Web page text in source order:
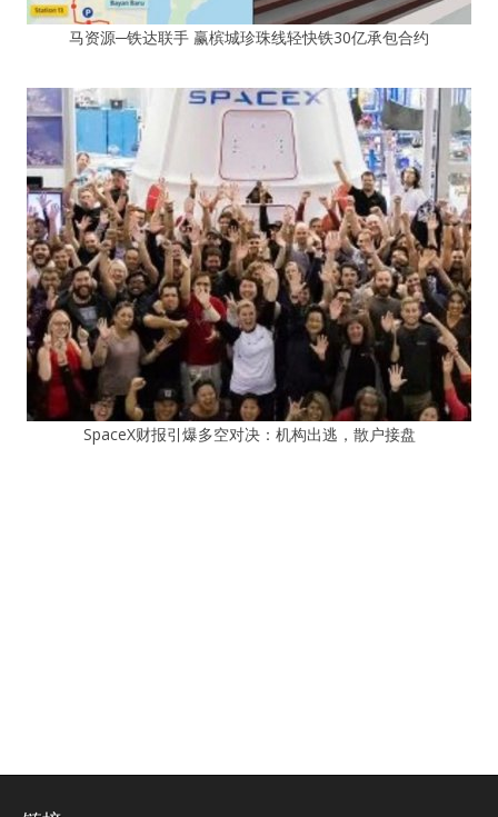
马资源─铁达联手 赢槟城珍珠线轻快铁30亿承包合约
SpaceX财报引爆多空对决：机构出逃，散户接盘